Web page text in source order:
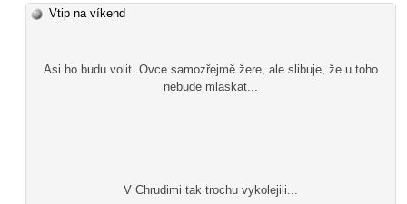
Vtip na víkend
Asi ho budu volit. Ovce samozřejmě žere, ale slibuje, že u toho
nebude mlaskat...
V Chrudimi tak trochu vykolejili...